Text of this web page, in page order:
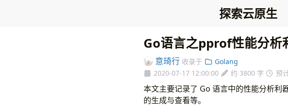
探索云原生
Go语言之pprof性能分析
意琦行 收录于
Golang
2020-07-17 12:00:00
约 3800 字 预
本文主要记录了 Go 语言中的性能分析
的生成与查看等。